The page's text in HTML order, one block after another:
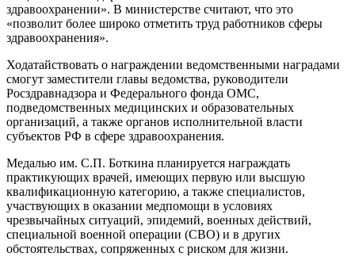
здравоохранении». В министерстве считают, что это
«позволит более широко отметить труд работников сферы
здравоохранения».
Ходатайствовать о награждении ведомственными наградами
смогут заместители главы ведомства, руководители
Росздравнадзора и Федерального фонда ОМС,
подведомственных медицинских и образовательных
организаций, а также органов исполнительной власти
субъектов РФ в сфере здравоохранения.
Медалью им. С.П. Боткина планируется награждать
практикующих врачей, имеющих первую или высшую
квалификационную категорию, а также специалистов,
участвующих в оказании медпомощи в условиях
чрезвычайных ситуаций, эпидемий, военных действий,
специальной военной операции (СВО) и в других
обстоятельствах, сопряженных с риском для жизни.